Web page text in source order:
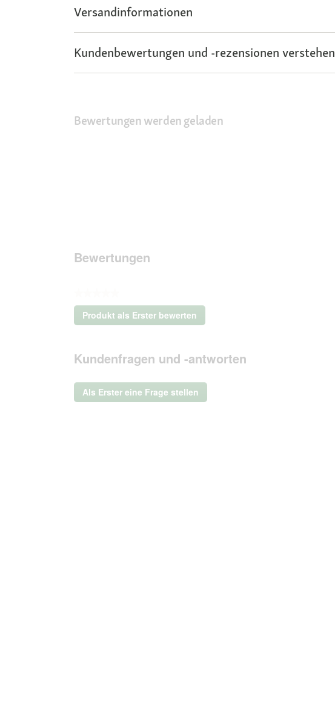
Versandinformationen
Kundenbewertungen und -rezensionen verstehen
Bewertungen werden geladen
Bewertungen
Kein
Beurteilungswert
Produkt als Erster bewerten
.
Aktion
ein
modales
Kundenfragen und -antworten
Als Erster eine Frage stellen